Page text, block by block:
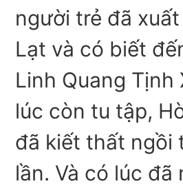
người trẻ đã
Lạt và có biết
Linh Quang Tịnh
lúc còn tu tập,
đã kiết thất ngồi
lần. Và có lúc đã